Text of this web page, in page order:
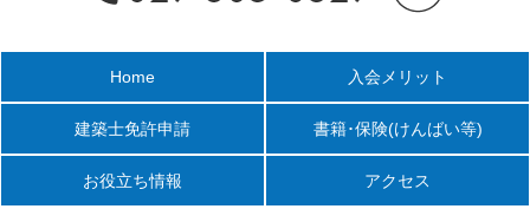
Home 入会メリット
建築士免許申請 書籍･保険(けんばい等)
お役立ち情報 アクセス